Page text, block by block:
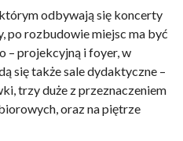
odbywają się koncerty
po rozbudowie miejsc ma być
– projekcyjną i foyer, w
się także sale dydaktyczne –
trzy duże z przeznaczeniem
oraz na piętrze